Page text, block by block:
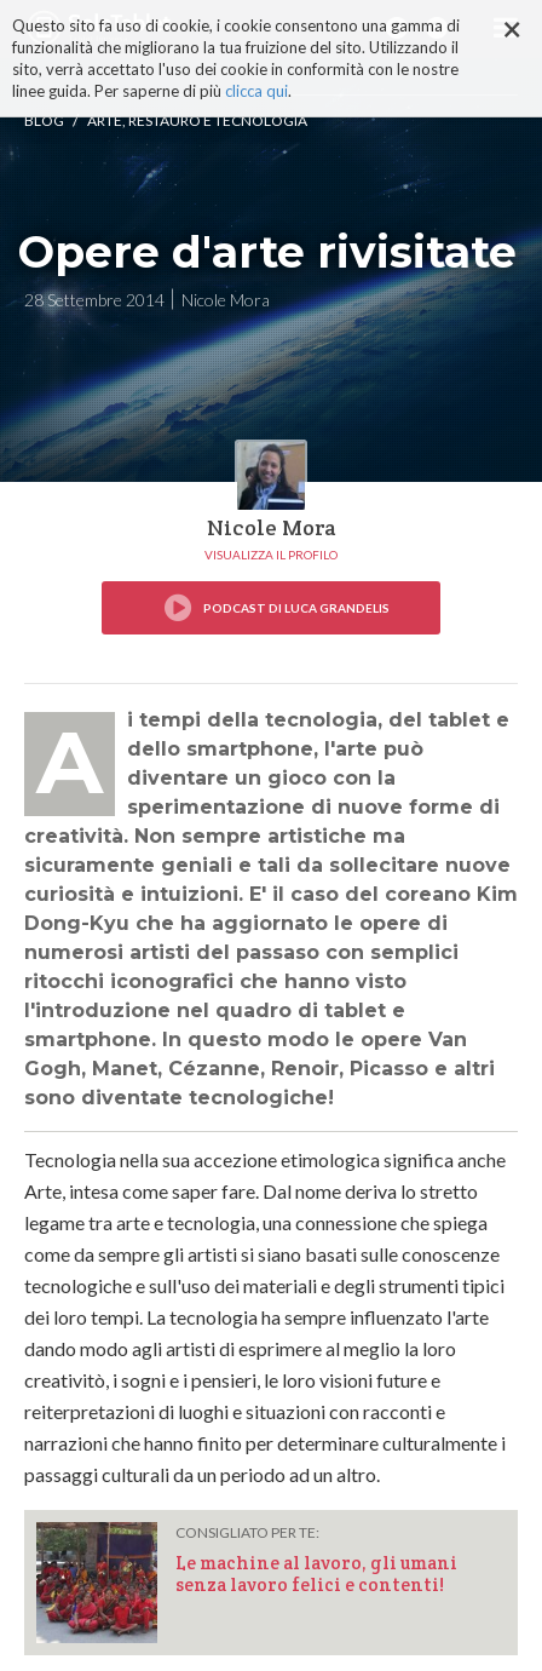
×
Questo sito fa uso di cookie, i cookie consentono una gamma di
funzionalità che migliorano la tua fruizione del sito. Utilizzando il
sito, verrà accettato l'uso dei cookie in conformità con le nostre
linee guida. Per saperne di più clicca qui.
ai
contenuti.
|
alla
navigazione
BLOG / ARTE, RESTAURO E TECNOLOGIA
Opere d'arte rivisitate
28 Settembre 2014 Nicole Mora
Nicole Mora
VISUALIZZA IL PROFILO
Ai tempi della tecnologia, del tablet e
dello smartphone, l'arte può
diventare un gioco con la
sperimentazione di nuove forme di
creatività. Non sempre artistiche ma
sicuramente geniali e tali da sollecitare nuove
curiosità e intuizioni. E' il caso del coreano Kim
Dong-Kyu che ha aggiornato le opere di
numerosi artisti del passaso con semplici
ritocchi iconografici che hanno visto
l'introduzione nel quadro di tablet e
smartphone. In questo modo le opere Van
Gogh, Manet, Cézanne, Renoir, Picasso e altri
sono diventate tecnologiche!
Tecnologia nella sua accezione etimologica significa anche
Arte, intesa come saper fare. Dal nome deriva lo stretto
legame tra arte e tecnologia, una connessione che spiega
come da sempre gli artisti si siano basati sulle conoscenze
tecnologiche e sull'uso dei materiali e degli strumenti tipici
dei loro tempi. La tecnologia ha sempre influenzato l'arte
dando modo agli artisti di esprimere al meglio la loro
creativitò, i sogni e i pensieri, le loro visioni future e
reiterpretazioni di luoghi e situazioni con racconti e
narrazioni che hanno finito per determinare culturalmente i
passaggi culturali da un periodo ad un altro.
CONSIGLIATO PER TE:
Le machine al lavoro, gli umani
senza lavoro felici e contenti!